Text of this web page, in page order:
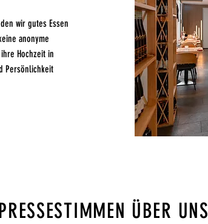
wir gutes Essen
anonyme
Hochzeit in
Persönlichkeit
ÜBER UNS